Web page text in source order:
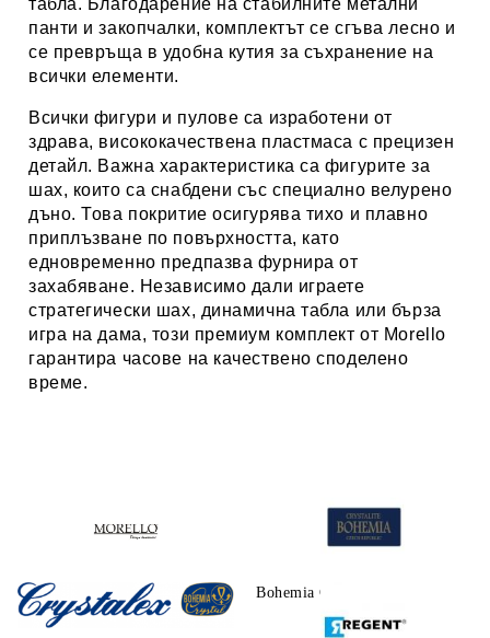
табла. Благодарение на стабилните метални
панти и закопчалки, комплектът се сгъва лесно и
се превръща в удобна кутия за съхранение на
всички елементи.
Всички фигури и пулове са изработени от
здрава, висококачествена пластмаса с прецизен
детайл. Важна характеристика са фигурите за
шах, които са снабдени със специално велурено
дъно. Това покритие осигурява тихо и плавно
приплъзване по повърхността, като
едновременно предпазва фурнира от
захабяване. Независимо дали играете
стратегически шах, динамична табла или бърза
игра на дама, този премиум комплект от Morello
гарантира часове на качествено споделено
време.
Morello Bohemia Crystalite